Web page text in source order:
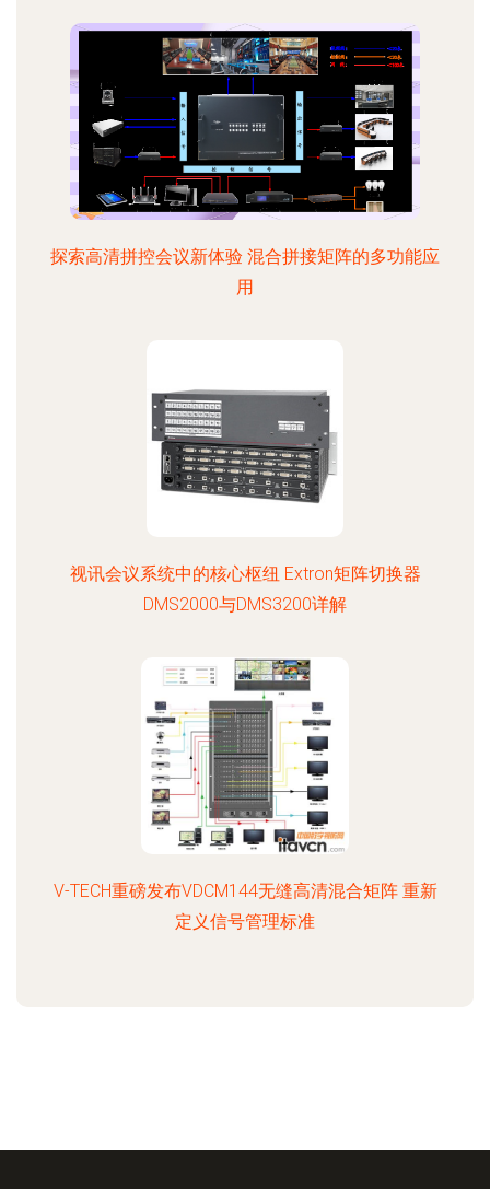
探索高清拼控会议新体验 混合拼接矩阵的多功能应
用
视讯会议系统中的核心枢纽 Extron矩阵切换器
DMS2000与DMS3200详解
V-TECH重磅发布VDCM144无缝高清混合矩阵 重新
定义信号管理标准